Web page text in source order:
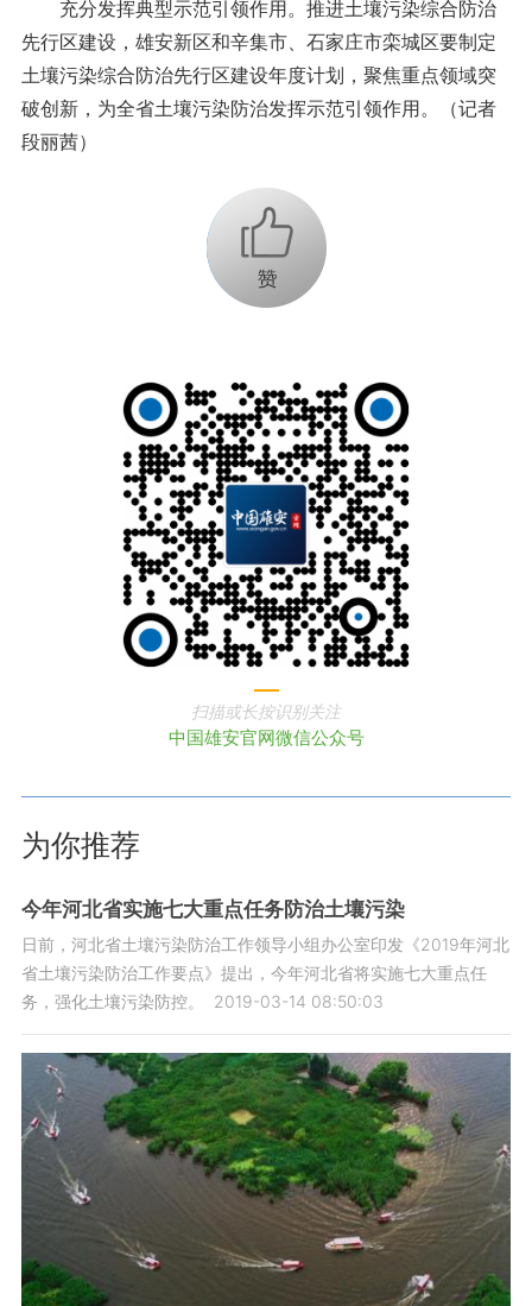
充分发挥典型示范引领作用。推进土壤污染综合防治
先行区建设，雄安新区和辛集市、石家庄市栾城区要制定
土壤污染综合防治先行区建设年度计划，聚焦重点领域突
破创新，为全省土壤污染防治发挥示范引领作用。（记者
段丽茜）
+1
扫描或长按识别关注
中国雄安官网微信公众号
为你推荐
今年河北省实施七大重点任务防治土壤污染
日前，河北省土壤污染防治工作领导小组办公室印发《2019年河北
省土壤污染防治工作要点》提出，今年河北省将实施七大重点任
务，强化土壤污染防控。
2019-03-14 08:50:03